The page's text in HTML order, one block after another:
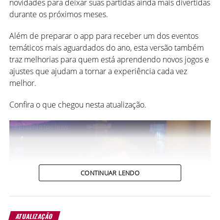
Mas, convenhamos, dessa maneira fica bem difícil de ver
que não podia selecionar ele.
elementos coloridos, assim podemos visualizar melhor
cada item! 👇👇
um capítulo dessa jornada.
comemorar essa data com a gente!
torizadas e oferece mais segurança para os seus dados
dentro do MegaJogos.
Novo sistema de raridade das
reactions
novidades para deixar suas partidas ainda mais divertidas
durante os próximos meses.
Além de preparar o app para receber um dos eventos
temáticos mais aguardados do ano, esta versão também
traz melhorias para quem está aprendendo novos jogos e
ajustes que ajudam a tornar a experiência cada vez
melhor.
Confira o que chegou nesta atualização.
CONTINUAR LENDO
ATUALIZAÇÃO